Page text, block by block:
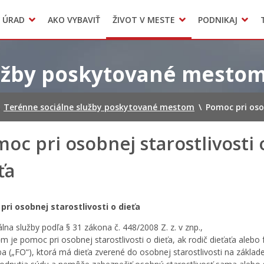
Zmluvy, faktúry a objednávky
AKO VYBAVIŤ ŽIVOT V MESTE
Odpady, verejné priestranstváPODNIKAJ
Accommodation
poskytované
Terénne sociálne služby poskytované mestom \ Pomoc pri
pri osobnej starostlivosti
pri osobnej starostlivosti o dieťa
služby podľa § 31 zákona č. 448/2008 Z. z. v znp.,
je pomoc pri osobnej starostlivosti o dieťa, ak rodič dieťaťa alebo
(„FO“), ktorá má dieťa zverené do osobnej starostlivosti na základe